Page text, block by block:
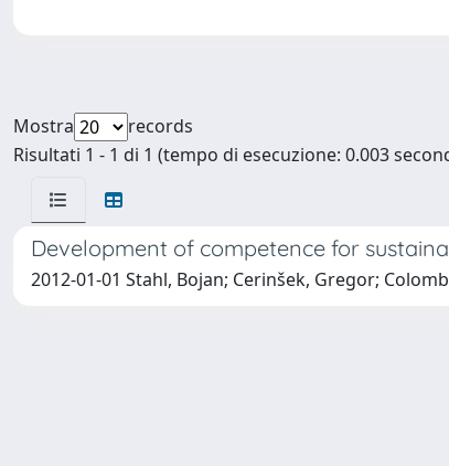
Mostra
records
Risultati 1 - 1 di 1 (tempo di esecuzione: 0.003
Development of competence for
2012-01-01 Stahl, Bojan; Cerinšek, Gregor;